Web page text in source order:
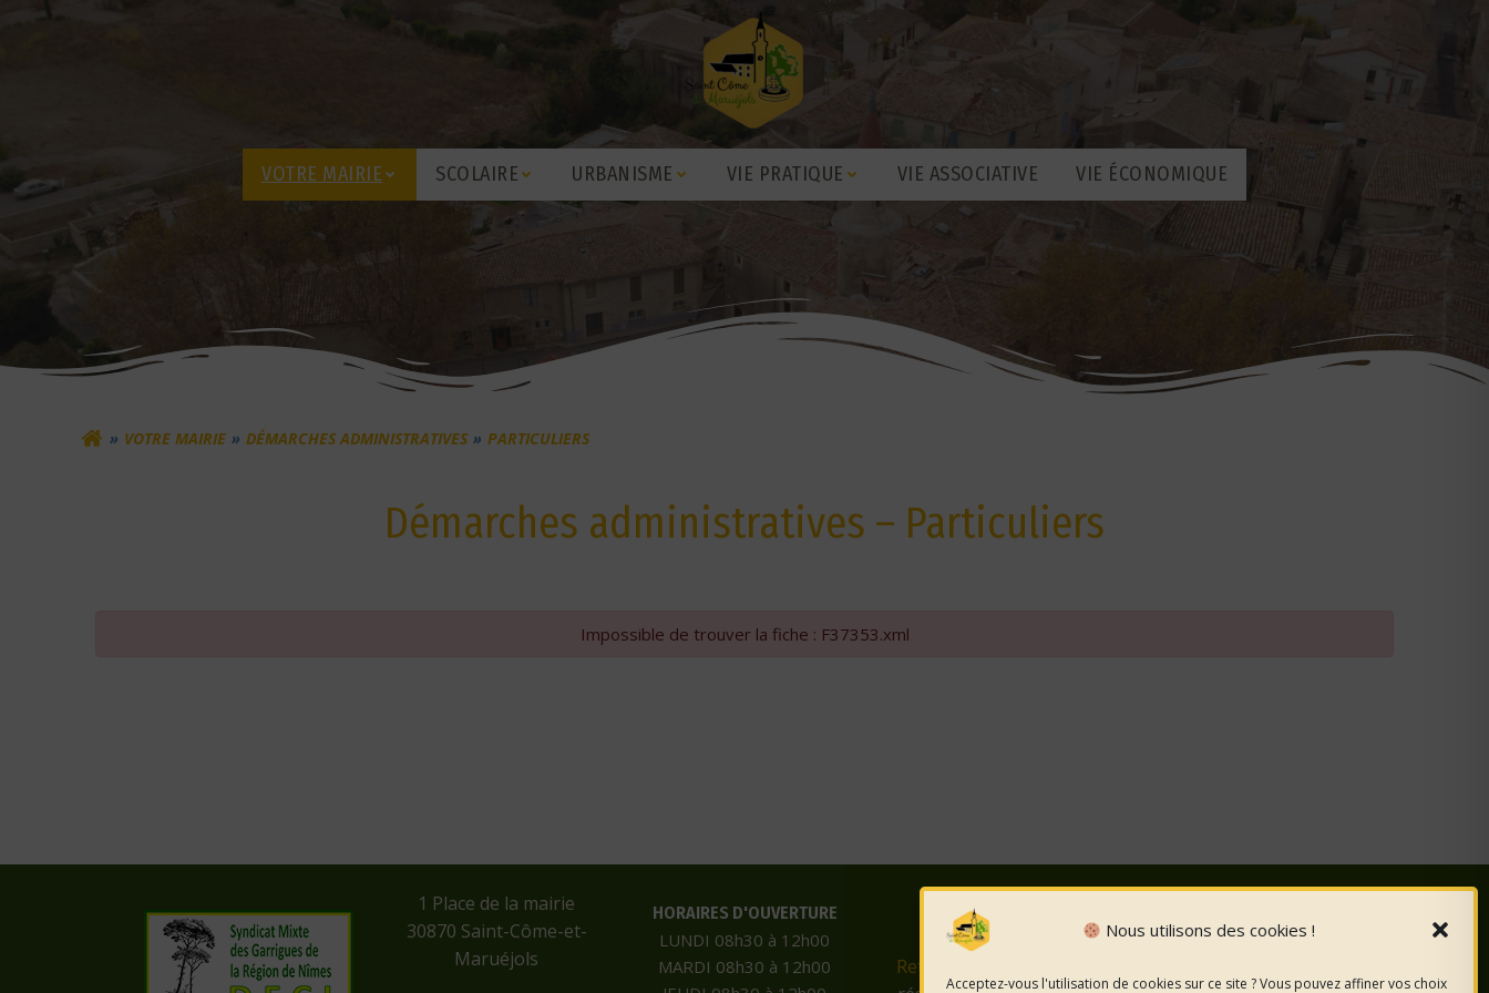
Nous utilisons des cookies !
Acceptez-vous l'utilisation de cookies sur ce site ? Vous pouvez affiner vos choix
VOTRE MAIRIE SCOLAIRE URBANISME VIE PRATIQUE VIE ASSOCIATIVE VIE ÉCONOMIQUE
VOTRE MAIRIE DÉMARCHES ADMINISTRATIVES PARTICULIERS
Démarches administratives – Particuliers
Impossible de trouver la fiche : F37353.xml
​1 Place de la mairie
​30870 Saint-Côme-et-
Maruéjols
HORAIRES D'OUVERTURE
LUNDI 08h30 à 12h00
MARDI 08h30 à 12h00
Retrouvez-nous